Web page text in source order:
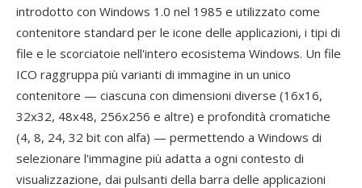
introdotto con Windows 1.0 nel 1985 e utilizzato come
contenitore standard per le icone delle applicazioni, i tipi di
file e le scorciatoie nell'intero ecosistema Windows. Un file
ICO raggruppa più varianti di immagine in un unico
contenitore — ciascuna con dimensioni diverse (16x16,
32x32, 48x48, 256x256 e altre) e profondità cromatiche
(4, 8, 24, 32 bit con alfa) — permettendo a Windows di
selezionare l'immagine più adatta a ogni contesto di
visualizzazione, dai pulsanti della barra delle applicazioni